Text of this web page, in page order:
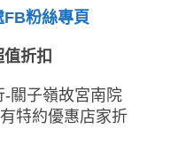
FB粉絲專頁
折扣
-關子嶺故宮南院
特約優惠店家折